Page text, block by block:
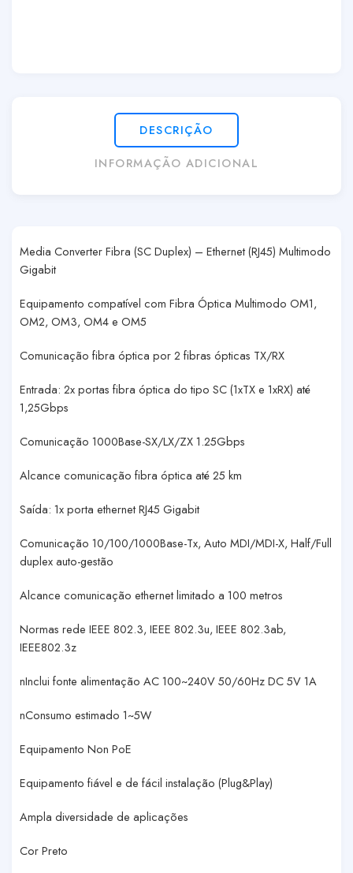
DESCRIÇÃO
INFORMAÇÃO ADICIONAL
Media Converter Fibra (SC Duplex) – Ethernet (RJ45) Multimodo
Gigabit
Equipamento compatível com Fibra Óptica Multimodo OM1,
OM2, OM3, OM4 e OM5
Comunicação fibra óptica por 2 fibras ópticas TX/RX
Entrada: 2x portas fibra óptica do tipo SC (1xTX e 1xRX) até
1,25Gbps
Comunicação 1000Base-SX/LX/ZX 1.25Gbps
Alcance comunicação fibra óptica até 25 km
Saída: 1x porta ethernet RJ45 Gigabit
Comunicação 10/100/1000Base-Tx, Auto MDI/MDI-X, Half/Full
duplex auto-gestão
Alcance comunicação ethernet limitado a 100 metros
Normas rede IEEE 802.3, IEEE 802.3u, IEEE 802.3ab,
IEEE802.3z
nInclui fonte alimentação AC 100~240V 50/60Hz DC 5V 1A
nConsumo estimado 1~5W
Equipamento Non PoE
Equipamento fiável e de fácil instalação (Plug&Play)
Ampla diversidade de aplicações
Cor Preto